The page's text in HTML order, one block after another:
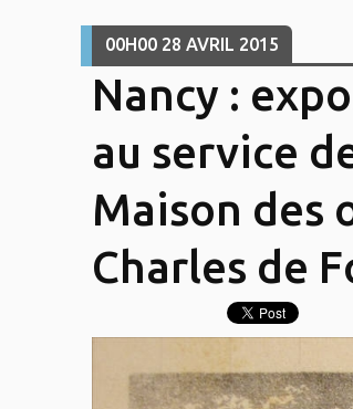
00H00 28 AVRIL 2015
Nancy :
au service
Maison des
Charles de